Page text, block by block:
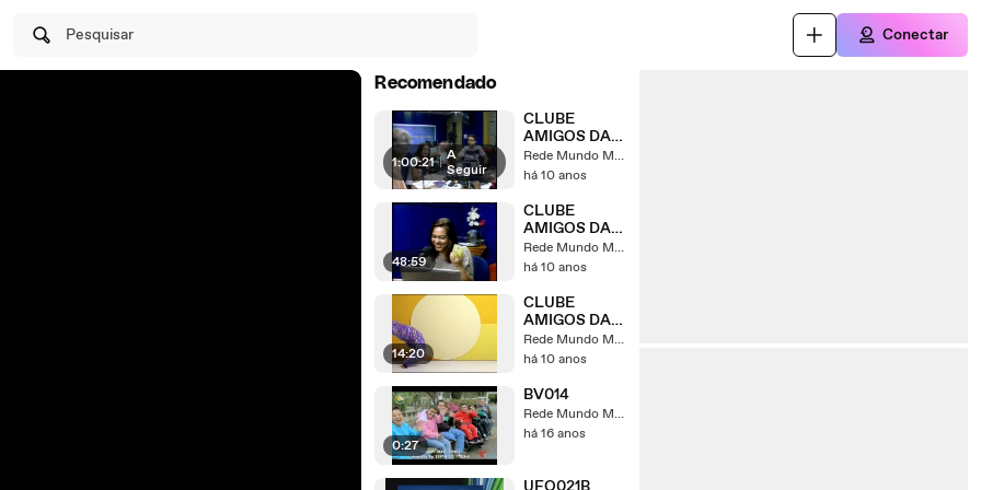
Pesquisar Conectar
Recomendado
1:00:21 | A
Seguir
CLUBE
AMIGOS DA
BOA NOVA
04
Rede Mundo Maior
há 10 anos
48:59
CLUBE
AMIGOS DA
BOA NOVA 1Rede Mundo Maior
há 10 anos
14:20
CLUBE
AMIGOS DA
BOA NOVA 2Rede Mundo Maior
há 10 anos
0:27
BV014
Rede Mundo Maior
há 16 anos